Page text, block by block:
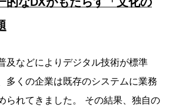
及などによりデジタル技術が標準
多くの企業は既存のシステムに業務
られてきました。 その結果、独自の